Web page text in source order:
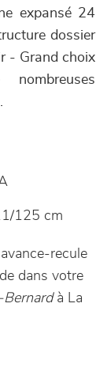
expansé 24
dossier
- Grand choix
125 cm
recule
dans votre
Bernardà La